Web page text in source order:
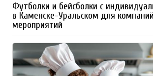
Футболки и бейсболки с
в Каменске-Уральском для
мероприятий